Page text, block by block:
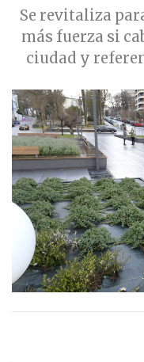
Se revitaliza
más fuerza si
ciudad y